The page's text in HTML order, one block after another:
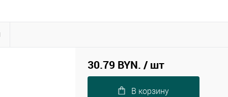
30.79 BYN. / шт
В корзину